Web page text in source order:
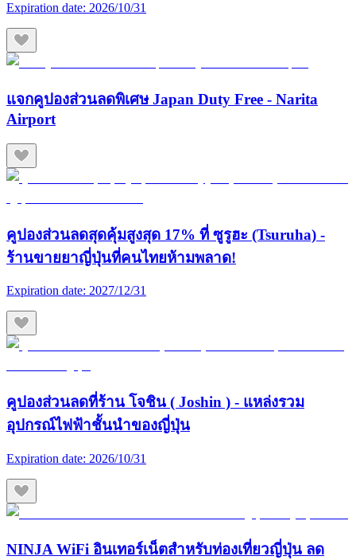
Expiration date: 2026/10/31
แจกคูปองส่วนลดพิเศษ Japan Duty Free - Narita
Airport
คูปองส่วนลดสุดคุ้มสูงสุด 17% ที่ ซูรูฮะ (Tsuruha) -
ร้านขายยาญี่ปุ่นที่คนไทยห้ามพลาด!
Expiration date: 2027/12/31
คูปองส่วนลดที่ร้าน โจชิน ( Joshin ) - แหล่งรวม
อุปกรณ์ไฟฟ้าชั้นนำของญี่ปุ่น
Expiration date: 2026/10/31
NINJA WiFi อินเทอร์เน็ตสำหรับท่องเที่ยวญี่ปุ่น ลด